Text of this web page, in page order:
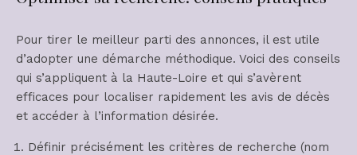
Pour tirer le meilleur parti des annonces, il est utile
d’adopter une démarche méthodique. Voici des conseils
qui s’appliquent à la Haute-Loire et qui s’avèrent
efficaces pour localiser rapidement les avis de décès
et accéder à l’information désirée.
Définir précisément les critères de recherche (nom